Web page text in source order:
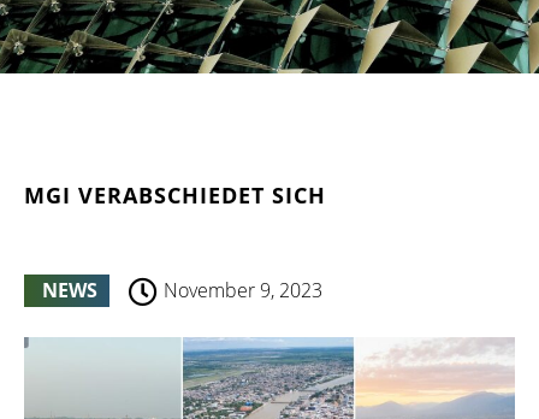
MGI VERABSCHIEDET SICH
NEWS November 9, 2023